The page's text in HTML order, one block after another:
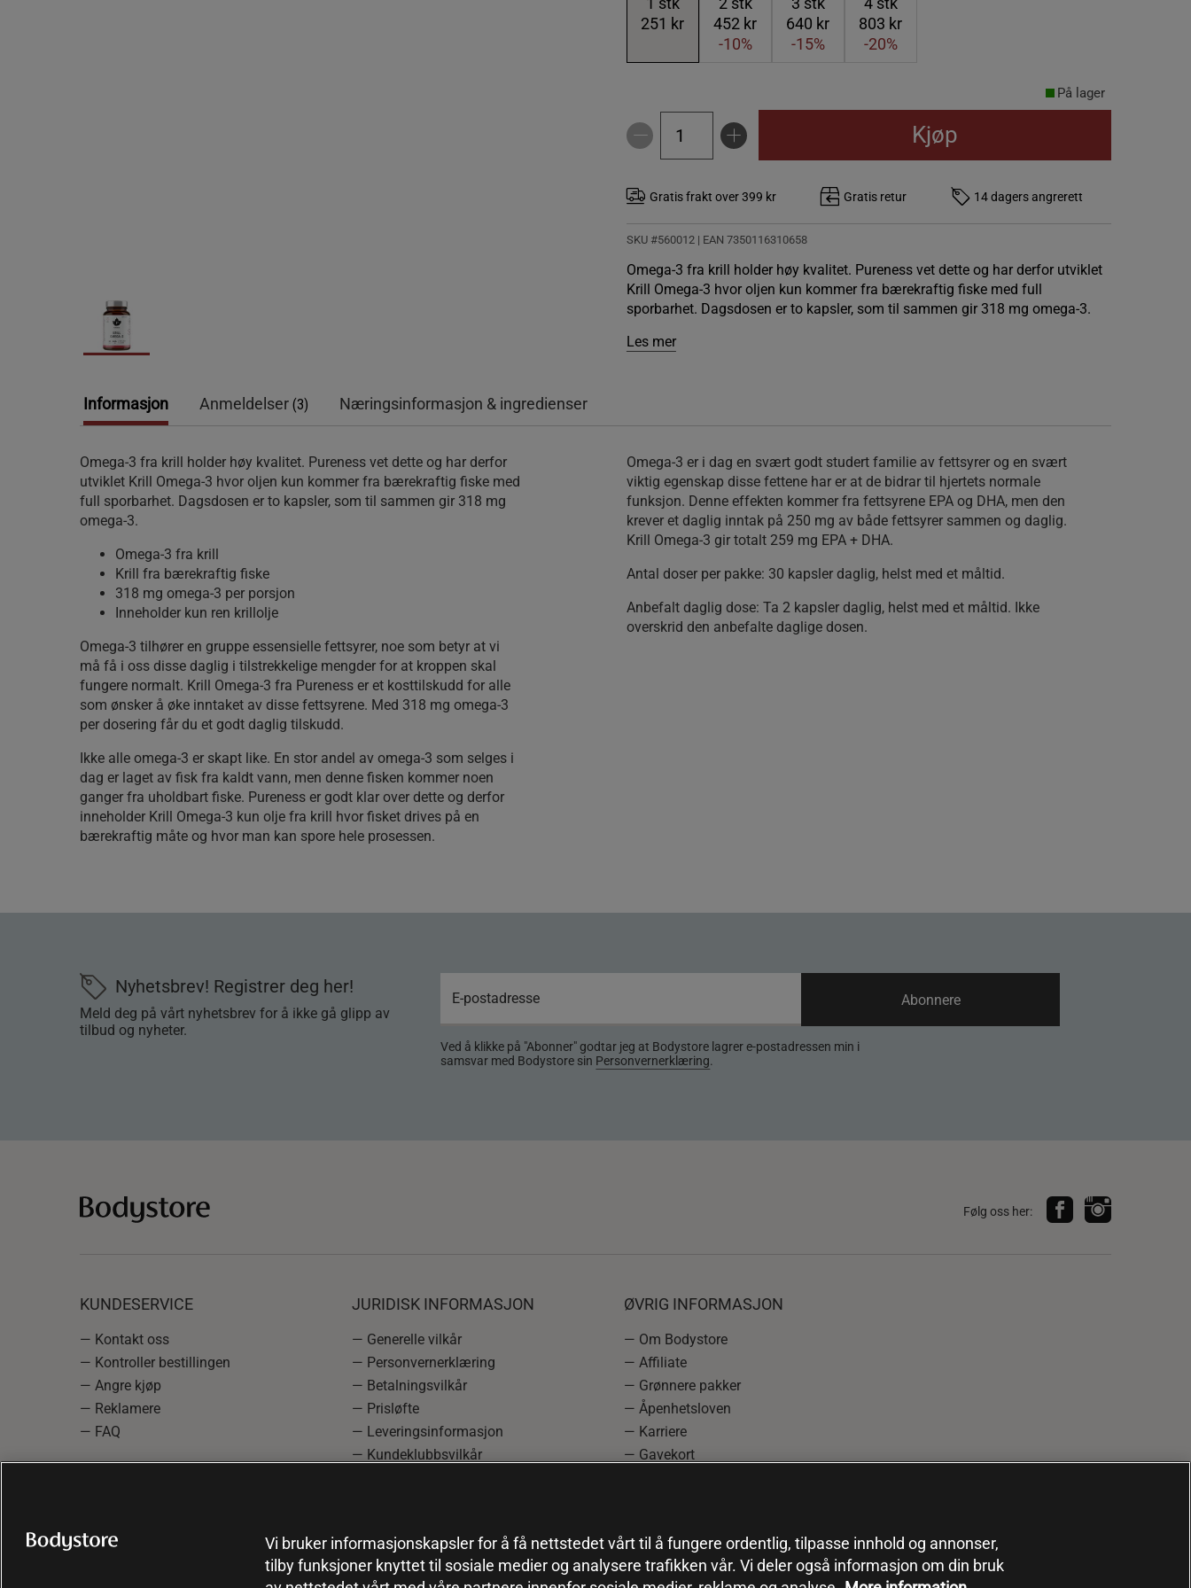
251 kr
452 kr
-10%
640 kr
-15%
803 kr
-20%
På lager
Kjøp
Gratis frakt over 399 kr Gratis retur 14 dagers angrerett
SKU #560012 | EAN 7350116310658
Omega-3 fra krill holder høy kvalitet. Pureness vet dette og har derfor utviklet
Krill Omega-3 hvor oljen kun kommer fra bærekraftig fiske med full
sporbarhet. Dagsdosen er to kapsler, som til sammen gir 318 mg omega-3.
Les mer
Informasjon Anmeldelser (3) Næringsinformasjon & ingredienser
Omega-3 fra krill holder høy kvalitet. Pureness vet dette og har derfor
utviklet Krill Omega-3 hvor oljen kun kommer fra bærekraftig fiske med
full sporbarhet. Dagsdosen er to kapsler, som til sammen gir 318 mg
omega-3.
Omega-3 fra krill
Krill fra bærekraftig fiske
318 mg omega-3 per porsjon
Inneholder kun ren krillolje
Omega-3 tilhører en gruppe essensielle fettsyrer, noe som betyr at vi
må få i oss disse daglig i tilstrekkelige mengder for at kroppen skal
fungere normalt. Krill Omega-3 fra Pureness er et kosttilskudd for alle
som ønsker å øke inntaket av disse fettsyrene. Med 318 mg omega-3
per dosering får du et godt daglig tilskudd.
Ikke alle omega-3 er skapt like. En stor andel av omega-3 som selges i
dag er laget av fisk fra kaldt vann, men denne fisken kommer noen
ganger fra uholdbart fiske. Pureness er godt klar over dette og derfor
inneholder Krill Omega-3 kun olje fra krill hvor fisket drives på en
bærekraftig måte og hvor man kan spore hele prosessen.
Omega-3 er i dag en svært godt studert familie av fettsyrer og en svært
viktig egenskap disse fettene har er at de bidrar til hjertets normale
funksjon. Denne effekten kommer fra fettsyrene EPA og DHA, men den
krever et daglig inntak på 250 mg av både fettsyrer sammen og daglig.
Krill Omega-3 gir totalt 259 mg EPA + DHA.
Antal doser per pakke: 30 kapsler daglig, helst med et måltid.
Anbefalt daglig dose: Ta 2 kapsler daglig, helst med et måltid. Ikke
overskrid den anbefalte daglige dosen.
Nyhetsbrev! Registrer deg her!
Meld deg på vårt nyhetsbrev for å ikke gå glipp av
tilbud og nyheter.
Ved å klikke på "Abonner" godtar jeg at Bodystore lagrer e-postadressen min i
samsvar med Bodystore sin Personvernerklæring.
Abonnere
Følg oss her:
KUNDESERVICE
— Kontakt oss
— Kontroller bestillingen
— Angre kjøp
— Reklamere
— FAQ
JURIDISK INFORMASJON
— Generelle vilkår
— Personvernerklæring
— Betalningsvilkår
— Prisløfte
— Leveringsinformasjon
— Kundeklubbsvilkår
ØVRIG INFORMASJON
— Om Bodystore
— Affiliate
— Grønnere pakker
— Åpenhetsloven
— Karriere
— Gavekort
Vi bruker informasjonskapsler for å få nettstedet vårt til å fungere ordentlig, tilpasse innhold og annonser,
tilby funksjoner knyttet til sosiale medier og analysere trafikken vår. Vi deler også informasjon om din bruk